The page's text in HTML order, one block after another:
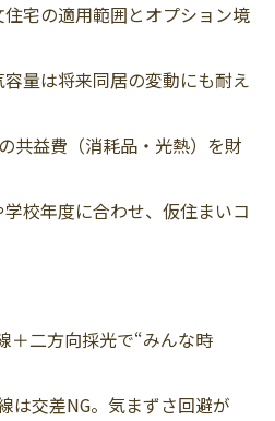
宅の適用範囲とオプション境
量は将来同居の変動にも耐え
共益費（消耗品・光熱）を財
校年度に合わせ、仮住まいコ
＋二方向採光で“みんな時
は交差NG。気まずさ回避が